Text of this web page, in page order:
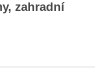
zahradní